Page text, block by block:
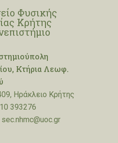
Φυσικής
Κρήτης
Κτήρια Λεωφ.
Ηράκλειο Κρήτης
393276
sec.nhmc@uoc.gr